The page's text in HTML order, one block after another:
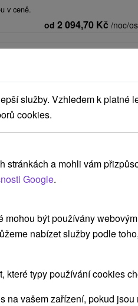
v ceně.
od 2 094,70 Kč /noc/
se servisem, který se
Polopenze
chutná večeře, neomezený vstup do
služby. Vzhledem k platné
cookies.
stránkách a mohli vám
Google.
mohou být používány
nabízet služby podle
které typy používání cookies
na vašem zařízení, pokud